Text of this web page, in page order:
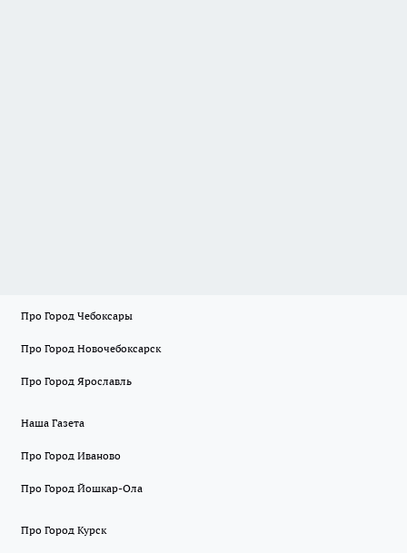
Про Город Чебоксары
Про Город Новочебоксарск
Про Город Ярославль
Наша Газета
Про Город Иваново
Про Город Йошкар-Ола
Про Город Курск